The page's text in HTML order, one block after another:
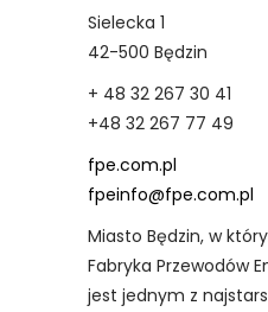
Sielecka 1
42-500 Będzin
+ 48 32 267 30 41
+48 32 267 77 49
fpe.com.pl
fpeinfo@fpe.com.pl
Miasto Będzin, w
Fabryka Przewodów
jest jednym z